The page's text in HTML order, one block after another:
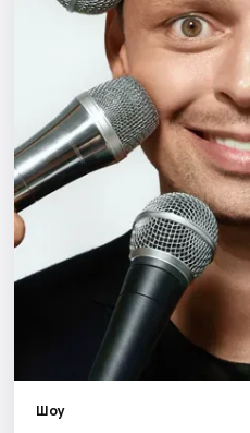
Площадки
Артисты
Рейтинги
Шоу